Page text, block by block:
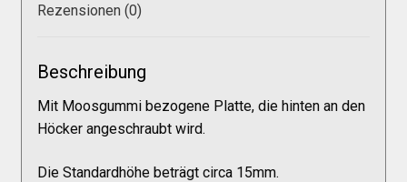
Rezensionen (0)
Beschreibung
Mit Moosgummi bezogene Platte, die hinten an den
Höcker angeschraubt wird.
Die Standardhöhe beträgt circa 15mm.